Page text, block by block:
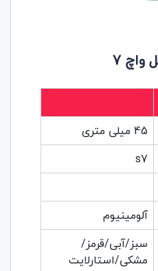
7
45 میلی متری
s7
آلومینیوم
سبز/آبی/قرمز/
مشکی/استارلایت